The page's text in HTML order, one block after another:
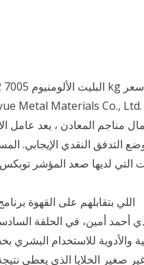
مناجم المعادن ، يعد عامل
التدفق النقدي الإيجابي.
أحمد أمين، في الحلقة
والأدوية للاستخدام
غير صغير الخلايا الذي يعطي